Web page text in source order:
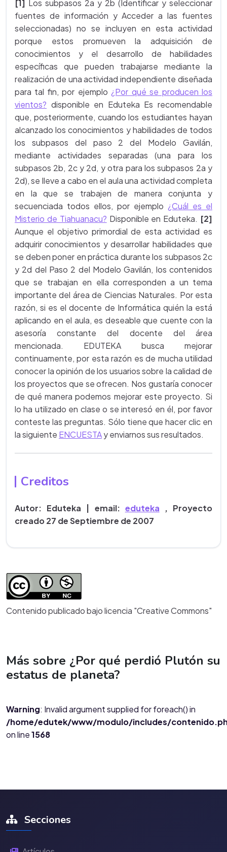
[1]
Los subpasos 2a y 2b (Identificar y seleccionar
fuentes de información y Acceder a las fuentes
seleccionadas) no se incluyen en esta actividad
porque estos promueven la adquisición de
conocimientos y el desarrollo de habilidades
específicas que pueden trabajarse mediante la
realización de una actividad independiente diseñada
para tal fin, por ejemplo ¿Por qué se producen los
vientos? disponible en Eduteka Es recomendable
que, posteriormente, cuando los estudiantes hayan
alcanzado los conocimientos y habilidades de todos
los subpasos del paso 2 del Modelo Gavilán,
mediante actividades separadas (una para los
subpasos 2b, 2c y 2d, y otra para los subpasos 2a y
2d), se lleve a cabo en el aula una actividad completa
en la que se trabajen de manera conjunta y
secuenciada todos ellos, por ejemplo ¿Cuál es el
Misterio de Tiahuanacu? Disponible en Eduteka. [2]
Aunque el objetivo primordial de esta actividad es
adquirir conocimientos y desarrollar habilidades que
se deben poner en práctica durante los subpasos 2c
y 2d del Paso 2 del Modelo Gavilán, los contenidos
que se trabajan en ella corresponden a un tema
importante del área de Ciencias Naturales. Por esta
razón, si es el docente de Informática quién la está
aplicando en el aula, es deseable que cuente con la
asesoría constante del docente del área
mencionada. EDUTEKA busca mejorar
continuamente, por esta razón es de mucha utilidad
conocer la opinión de los usuarios sobre la calidad de
los proyectos que se ofrecen. Nos gustaría conocer
de qué manera podemos mejorar este proyecto. Si
lo ha utilizado en clase o se interesó en él, por favor
conteste las preguntas. Sólo tiene que hacer clic en
la siguiente ENCUESTAy enviarnos sus resultados.
Creditos
Autor: Eduteka | email: eduteka , Proyecto
creado 27 de Septiembre de 2007
Contenido publicado bajo licencia "Creative Commons"
Más sobre ¿Por qué perdió Plutón su
estatus de planeta?
Warning: Invalid argument supplied for foreach() in
/home/edutek/www/modulo/includes/
on line1568
Secciones